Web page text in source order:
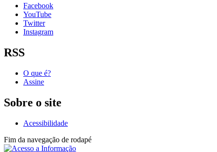
Facebook
YouTube
Twitter
Instagram
RSS
O que é?
Assine
Sobre o site
Acessibilidade
Fim da navegação de rodapé